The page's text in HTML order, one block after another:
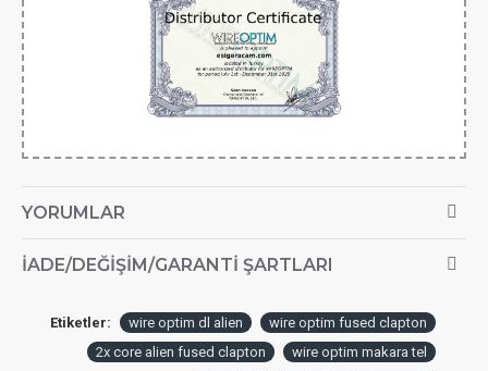
YORUMLAR
İADE/DEĞIŞIM/GARANTI ŞARTLARI
Etiketler: wire optim dl alien
wire optim fused clapton
2x core alien fused clapton
wire optim makara tel